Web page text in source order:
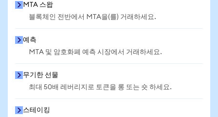
MTA 스왑
블록체인 전반에서 MTA을(를) 거래하세요.
예측
MTA 및 암호화폐 예측 시장에서 거래하세요.
무기한 선물
최대 50배 레버리지로 토큰을 롱 또는 숏 하세요.
스테이킹